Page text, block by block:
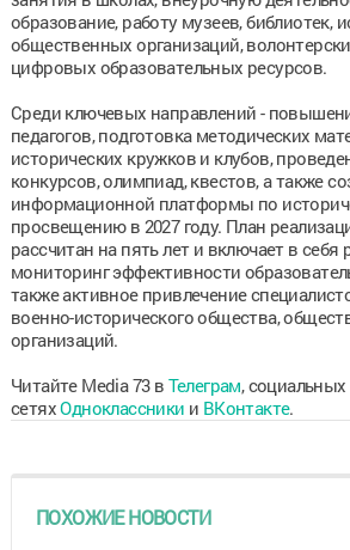
образование, работу музеев, библиотек,
общественных организаций,
цифровых образовательных ресурсов.
Среди ключевых направлений -
педагогов, подготовка методических
исторических кружков и клубов,
конкурсов, олимпиад, квестов, а также
информационной платформы по
просвещению в 2027 году. План
рассчитан на пять лет и включает в себя
мониторинг эффективности
также активное привлечение
военно-исторического общества,
организаций.
Читайте Media 73 в Телеграм, социальных
сетяхОдноклассники и ВКонтакте.
ПОХОЖИЕ НОВОСТИ